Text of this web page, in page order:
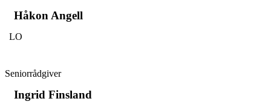
Håkon Angell
LO
Seniorrådgiver
Ingrid Finsland